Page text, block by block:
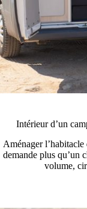
Intérieur d’un
Aménager
demande plus qu’un
volume,